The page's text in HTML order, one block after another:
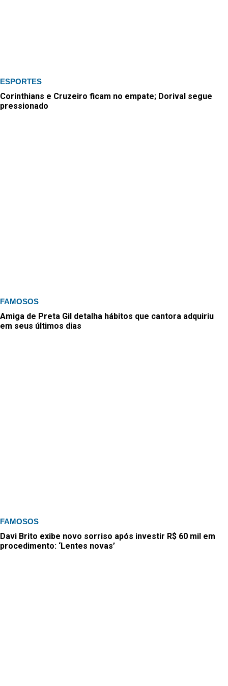
ESPORTES
Corinthians e Cruzeiro ficam no empate; Dorival segue
pressionado
FAMOSOS
Amiga de Preta Gil detalha hábitos que cantora adquiriu
em seus últimos dias
FAMOSOS
Davi Brito exibe novo sorriso após investir R$ 60 mil em
procedimento: ‘Lentes novas’